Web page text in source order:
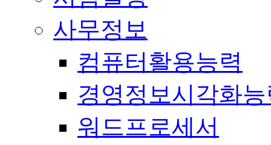
사무정보
컴퓨터활용능력
경영정보시각화
워드프로세서